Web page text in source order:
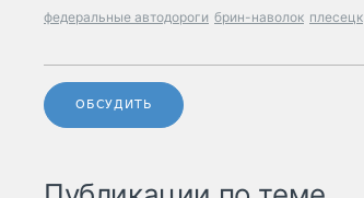
федеральные автодороги брин-наволок плесецк
ОБСУДИТЬ